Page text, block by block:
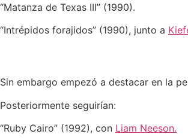
“Matanza de Texas III” (1990).
“Intrépidos forajidos” (1990), junto a
Sin embargo empezó a destacar en la
Posteriormente seguirían:
“Ruby Cairo” (1992), con Liam Neeson.